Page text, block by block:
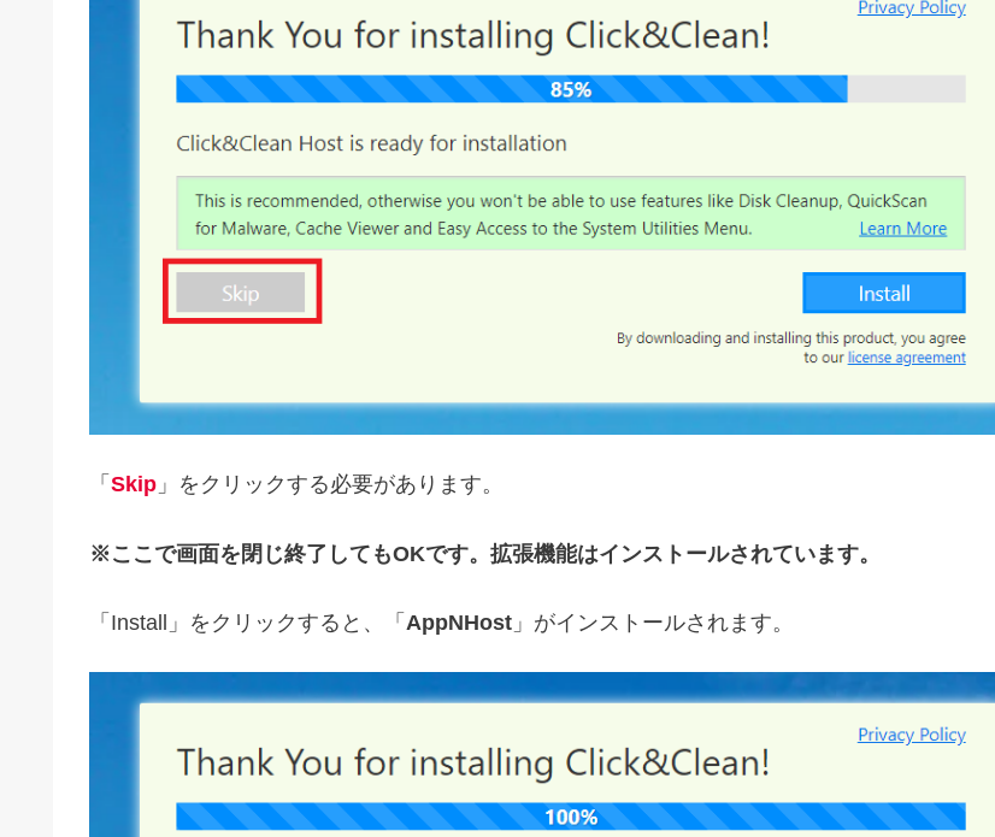
「 Skip 」をクリックする必要があります。
※ここで画面を閉じ終了してもOKです。拡張機能はインストールされています。
「Install」をクリックすると、「 AppNHost 」がインストールされます。